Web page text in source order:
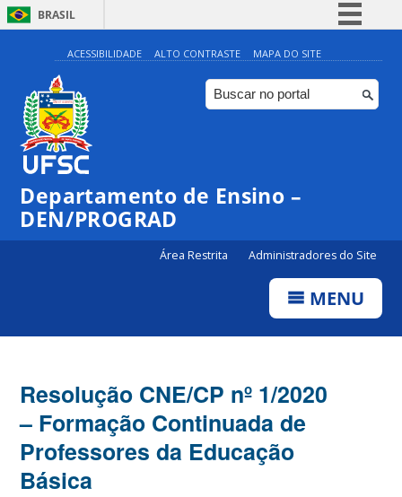
BRASIL
Simplifique!
Comunica BR
Participe
Canais
ACESSIBILIDADE ALTO CONTRASTE MAPA DO SITE
Departamento de Ensino –
DEN/PROGRAD
Área Restrita Administradores do Site
MENU
Resolução CNE/CP nº 1/2020
– Formação Continuada de
Professores da Educação
Básica